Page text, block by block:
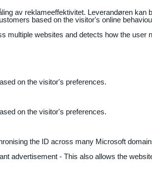
av reklameeffektivitet. Leverandøren kan
based on the visitor's online
websites and detects how the
on the visitor's preferences.
on the visitor's preferences.
the ID across many Microsoft
advertisement - This also allows the